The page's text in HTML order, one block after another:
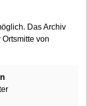
Das Archiv
von